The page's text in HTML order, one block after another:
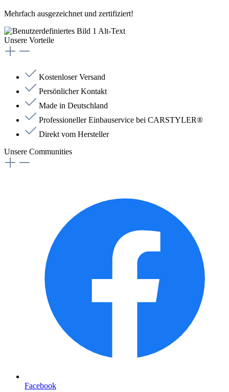
Mehrfach ausgezeichnet und zertifiziert!
Unsere Vorteile
Kostenloser Versand
Persönlicher Kontakt
Made in Deutschland
Professioneller Einbauservice bei CARSTYLER®
Direkt vom Hersteller
Unsere Communities
Facebook